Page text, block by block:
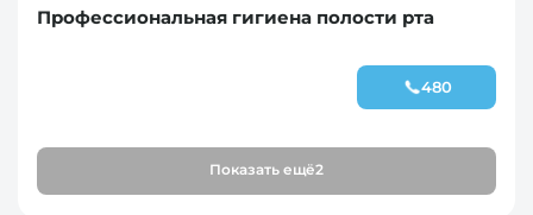
Профессиональная гигиена полости рта
480
Показать ещё2